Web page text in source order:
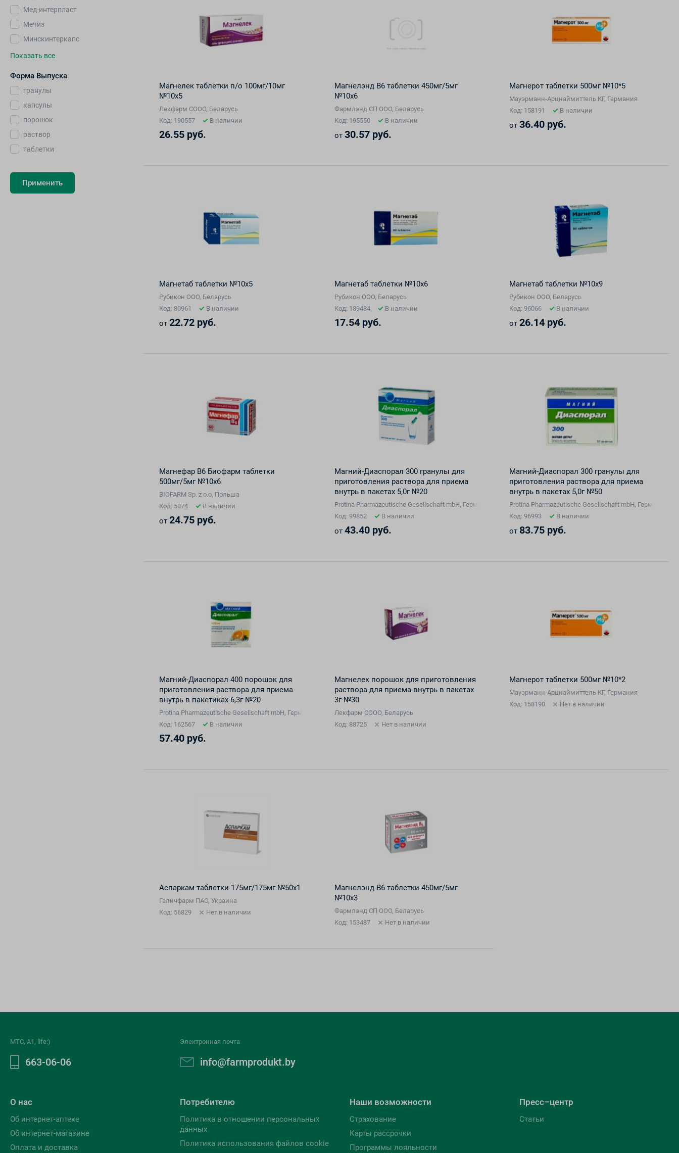
Мед-интерпласт
Мечиз
Минскинтеркапс
Показать все
Форма Выпуска
гранулы
капсулы
порошок
раствор
таблетки
Магнелек таблетки п/о 100мг/10мг
№10х5
Лекфарм СООО, Беларусь
Код: 190557
В наличии
26.55 руб.
Магнелэнд В6 таблетки 450мг/5мг
№10х6
Фармлэнд СП ООО, Беларусь
Код: 195550
В наличии
от 30.57 руб.
Магнерот таблетки 500мг №10*5
Мауэрманн-Арцнаймиттель КГ, Германия
Код: 158191
В наличии
от36.40 руб.
Магнетаб таблетки №10х5
Рубикон ООО, Беларусь
Код: 80961
В наличии
от22.72 руб.
Магнетаб таблетки №10х6
Рубикон ООО, Беларусь
Код: 189484
В наличии
17.54 руб.
Магнетаб таблетки №10х9
Рубикон ООО, Беларусь
Код: 96066
В наличии
от26.14 руб.
Магнефар В6 Биофарм таблетки
500мг/5мг №10х6
BIOFARM Sp. z o.o, Польша
Код: 5074
В наличии
от24.75 руб.
Магний-Диаспорал 300 гранулы для
приготовления раствора для приема
внутрь в пакетах 5,0г №20
Protina Pharmazeutische Gesellschaft mbH, Германия
Код: 99852
В наличии
от 43.40 руб.
Магний-Диаспорал 300 гранулы для
приготовления раствора для приема
внутрь в пакетах 5,0г №50
Protina Pharmazeutische Gesellschaft mbH, Германия
Код: 96993
В наличии
от 83.75 руб.
Магний-Диаспорал 400 порошок для
приготовления раствора для приема
внутрь в пакетиках 6,3г №20
Protina Pharmazeutische Gesellschaft mbH, Германия
Код: 162567
В наличии
57.40 руб.
Магнелек порошок для приготовления
раствора для приема внутрь в пакетах
3г №30
Лекфарм СООО, Беларусь
Код: 88725
Нет в наличии
Магнерот таблетки 500мг №10*2
Мауэрманн-Арцнаймиттель КГ, Германия
Код: 158190
Нет в наличии
Аспаркам таблетки 175мг/175мг №50х1
Галичфарм ПАО, Украина
Код: 56829
Нет в наличии
Магнелэнд В6 таблетки 450мг/5мг
№10х3
Фармлэнд СП ООО, Беларусь
Код: 153487
Нет в наличии
МТС, A1, life:)
663-06-06
Электронная почта
info@farmprodukt.by
О нас
Об интернет-аптеке
Об интернет-магазине
Оплата и доставка
Потребителю
Политика в отношении персональных
данных
Политика использования файлов cookie
Наши возможности
Страхование
Карты рассрочки
Программы лояльности
Пресс–центр
Статьи